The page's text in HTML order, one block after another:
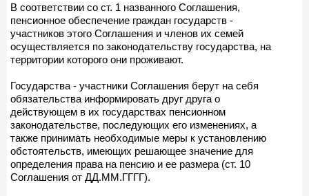
В соответствии со ст. 1 названного Соглашения,
пенсионное обеспечение граждан государств -
участников этого Соглашения и членов их семей
осуществляется по законодательству государства, на
территории которого они проживают.
Государства - участники Соглашения берут на себя
обязательства информировать друг друга о
действующем в их государствах пенсионном
законодательстве, последующих его изменениях, а
также принимать необходимые меры к установлению
обстоятельств, имеющих решающее значение для
определения права на пенсию и ее размера (ст. 10
Соглашения от ДД.ММ.ГГГГ).